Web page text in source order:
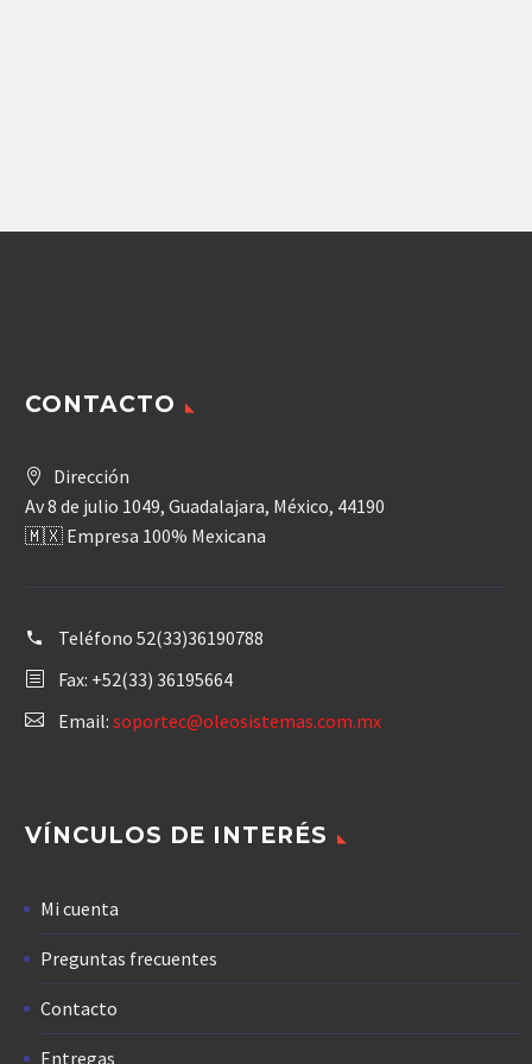
CONTACTO
Dirección
Av 8 de julio 1049, Guadalajara, México, 44190
🇲🇽 Empresa 100% Mexicana
Teléfono 52(33)36190788
Fax: +52(33) 36195664
Email: soportec@oleosistemas.com.mx
VÍNCULOS DE INTERÉS
Mi cuenta
Preguntas frecuentes
Contacto
Entregas